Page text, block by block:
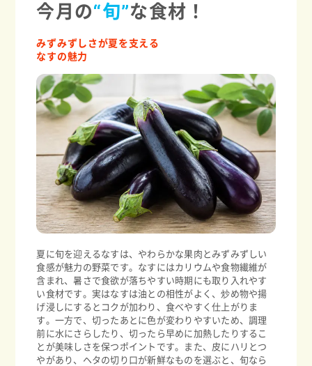
今月の“旬”な食材！
みずみずしさが夏を支える
なすの魅力
夏に旬を迎えるなすは、やわらかな果肉とみずみずしい
食感が魅力の野菜です。なすにはカリウムや食物繊維が
含まれ、暑さで食欲が落ちやすい時期にも取り入れやす
い食材です。実はなすは油との相性がよく、炒め物や揚
げ浸しにするとコクが加わり、食べやすく仕上がりま
す。一方で、切ったあとに色が変わりやすいため、調理
前に水にさらしたり、切ったら早めに加熱したりするこ
とが美味しさを保つポイントです。また、皮にハリとつ
やがあり、ヘタの切り口が新鮮なものを選ぶと、旬なら